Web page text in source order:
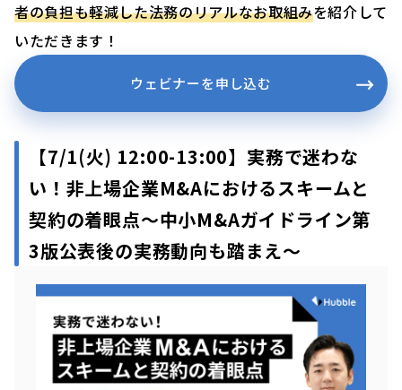
者の負担も軽減した法務のリアルなお取組みを紹介して
いただきます！
ウェビナーを申し込む
【7/1(火) 12:00-13:00】 実務で迷わな
い！非上場企業M&Aにおけるスキームと
契約の着眼点～中小M&Aガイドライン第
3版公表後の実務動向も踏まえ～